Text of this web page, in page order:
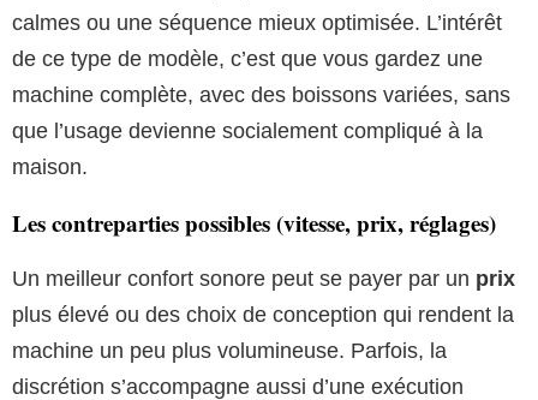
calmes ou une séquence mieux optimisée. L’intérêt
de ce type de modèle, c’est que vous gardez une
machine complète, avec des boissons variées, sans
que l’usage devienne socialement compliqué à la
maison.
Les contreparties possibles (vitesse, prix, réglages)
Un meilleur confort sonore peut se payer par un prix
plus élevé ou des choix de conception qui rendent la
machine un peu plus volumineuse. Parfois, la
discrétion s’accompagne aussi d’une exécution